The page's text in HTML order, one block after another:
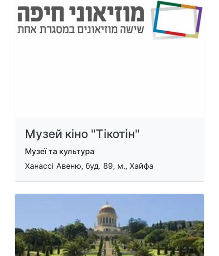
Музей кіно "Тікотін"
Музеї та культура
Ханассі Авеню, буд. 89, м., Хайфа